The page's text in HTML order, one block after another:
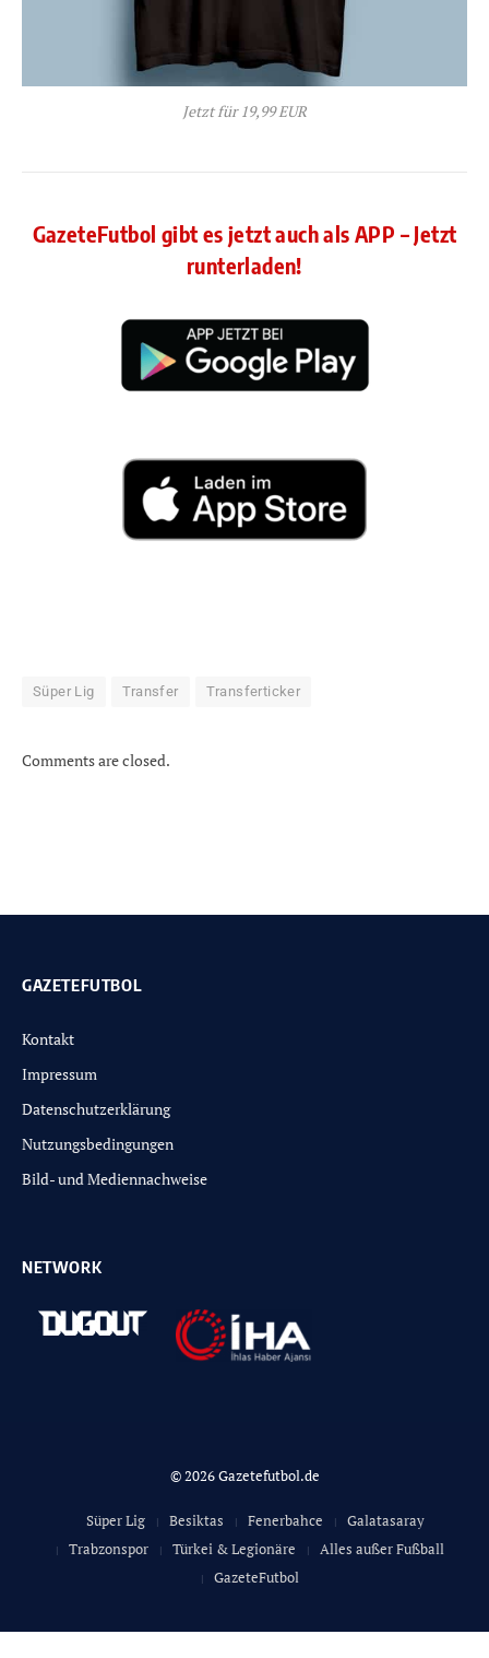
Jetzt für 19,99 EUR
GazeteFutbol gibt es jetzt auch als APP – Jetzt
runterladen!
Süper Lig Transfer Transferticker
Comments are closed.
GAZETEFUTBOL
Kontakt
Impressum
Datenschutzerklärung
Nutzungsbedingungen
Bild- und Mediennachweise
NETWORK
© 2026 Gazetefutbol.de
Süper Lig Besiktas Fenerbahce
Galatasaray
Trabzonspor
Türkei & Legionäre
Alles außer Fußball
GazeteFutbol